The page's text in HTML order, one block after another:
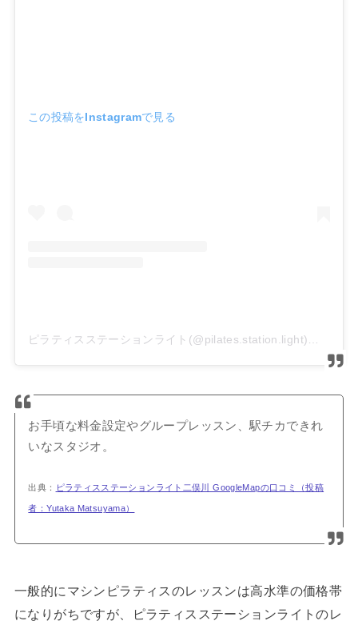
この投稿をInstagramで見る
ピラティスステーションライト(@pilates.station.light)がシェアした投稿
お手頃な料金設定やグループレッスン、駅チカできれ
いなスタジオ。
出典： ピラティスステーションライト二俣川 GoogleMapの口コミ（投稿
者：Yutaka Matsuyama）
一般的にマシンピラティスのレッスンは高水準の価格帯
になりがちですが、ピラティスステーションライトのレ